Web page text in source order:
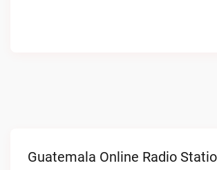
Guatemala Online Radio